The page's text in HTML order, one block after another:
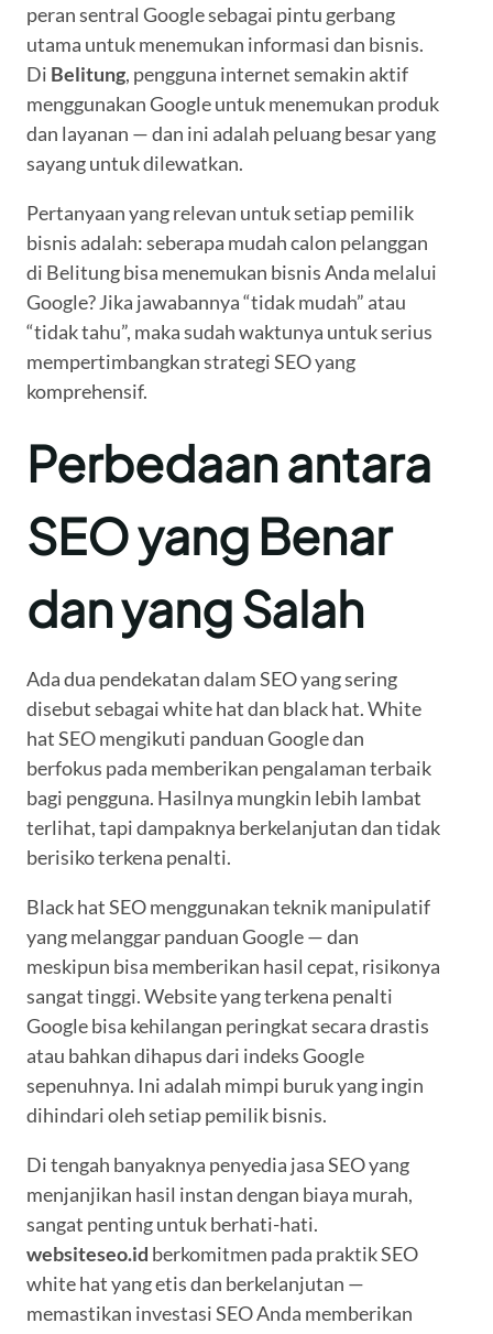
peran sentral Google sebagai pintu gerbang
utama untuk menemukan informasi dan bisnis.
Di Belitung, pengguna internet semakin aktif
menggunakan Google untuk menemukan produk
dan layanan — dan ini adalah peluang besar yang
sayang untuk dilewatkan.
Pertanyaan yang relevan untuk setiap pemilik
bisnis adalah: seberapa mudah calon pelanggan
di Belitung bisa menemukan bisnis Anda melalui
Google? Jika jawabannya “tidak mudah” atau
“tidak tahu”, maka sudah waktunya untuk serius
mempertimbangkan strategi SEO yang
komprehensif.
Perbedaan antara
SEO yang Benar
dan yang Salah
Ada dua pendekatan dalam SEO yang sering
disebut sebagai white hat dan black hat. White
hat SEO mengikuti panduan Google dan
berfokus pada memberikan pengalaman terbaik
bagi pengguna. Hasilnya mungkin lebih lambat
terlihat, tapi dampaknya berkelanjutan dan tidak
berisiko terkena penalti.
Black hat SEO menggunakan teknik manipulatif
yang melanggar panduan Google — dan
meskipun bisa memberikan hasil cepat, risikonya
sangat tinggi. Website yang terkena penalti
Google bisa kehilangan peringkat secara drastis
atau bahkan dihapus dari indeks Google
sepenuhnya. Ini adalah mimpi buruk yang ingin
dihindari oleh setiap pemilik bisnis.
Di tengah banyaknya penyedia jasa SEO yang
menjanjikan hasil instan dengan biaya murah,
sangat penting untuk berhati-hati.
websiteseo.id berkomitmen pada praktik SEO
white hat yang etis dan berkelanjutan —
memastikan investasi SEO Anda memberikan